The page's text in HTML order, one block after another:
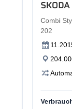
Combi
202